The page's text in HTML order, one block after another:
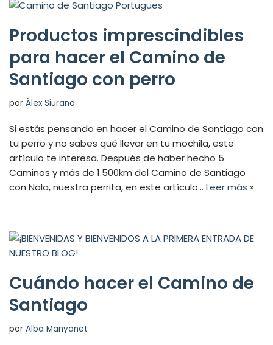
Productos imprescindibles
para hacer el Camino de
Santiago con perro
por Àlex Siurana
Si estás pensando en hacer el Camino de Santiago con
tu perro y no sabes qué llevar en tu mochila, este
artículo te interesa. Después de haber hecho 5
Caminos y más de 1.500km del Camino de Santiago
con Nala, nuestra perrita, en este artículo… Leer más »
Cuándo hacer el Camino de
Santiago
por Alba Manyanet